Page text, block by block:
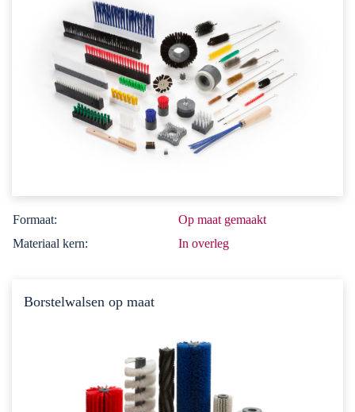
Formaat:
Op maat gemaakt
Materiaal kern:
In overleg
Borstelwalsen op maat